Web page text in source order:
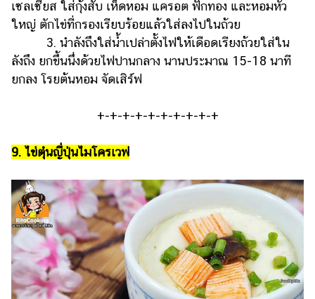
เซลเซียส ใส่กุ้งสับ เห็ดหอม แครอต ฟักทอง และหอมหัว
ใหญ่ ตักไข่ที่กรองเรียบร้อยแล้วใส่ลงไปในถ้วย
3. นำลังถึงใส่น้ำเปล่าตั้งไฟให้เดือดเรียงถ้วยใส่ใน
ลังถึง ยกขึ้นนึ่งด้วยไฟปานกลาง นานประมาณ 15-18 นาที
ยกลง โรยต้นหอม จัดเสิร์ฟ
+-+-+-+-+-+-+-+-+-+
9. ไข่ตุ๋นญี่ปุ่นไมโครเวฟ